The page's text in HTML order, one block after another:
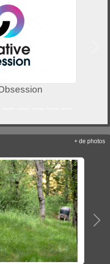
+ de photos